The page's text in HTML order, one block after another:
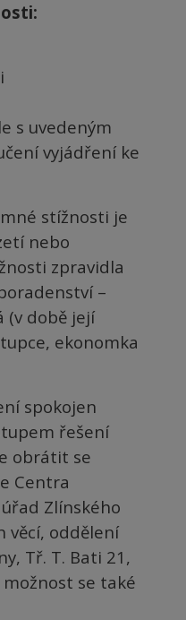
s uvedeným
vyjádření ke
stížnosti je
nebo
zpravidla
–
(v době její
ekonomka
spokojen
řešení
obrátit se
Centra
Zlínského
věcí, oddělení
Tř. T. Bati 21,
se také